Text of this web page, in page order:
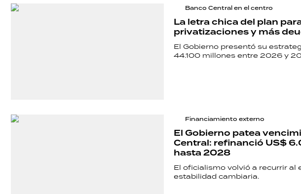
Banco Central en el centro
La letra chica del plan
privatizaciones y más
El Gobierno presentó su
44.100 millones entre 2026 y
Financiamiento externo
El Gobierno patea
Central: refinanció US$
hasta 2028
El oficialismo volvió a recurrir
estabilidad cambiaria.
POLÍTICA
ACTUALIDAD